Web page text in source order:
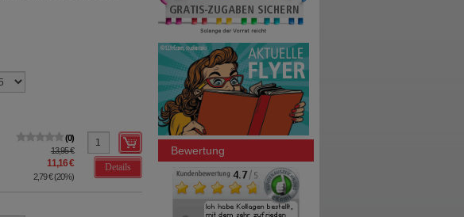
0
13,95 €
11,16 €
2,79 €(20%)
Details
Bewertung